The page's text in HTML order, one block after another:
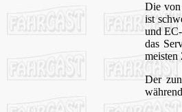
Die von
ist
und
das
meisten
Der